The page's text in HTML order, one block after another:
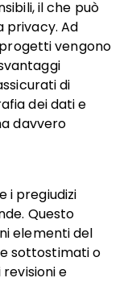
il che può
privacy. Ad
vengono
di
dei dati e
davvero
i pregiudizi
Questo
elementi del
sottostimati o
e